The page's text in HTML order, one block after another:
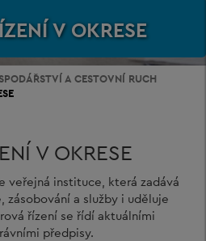
V OKRESE
A CESTOVNÍ RUCH
V OKRESE
veřejná instituce, která zadává
zásobování a služby i uděluje
řízení se řídí aktuálními
předpisy.